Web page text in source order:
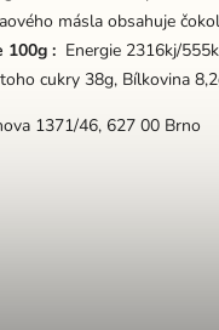
másla obsahuje
100g : Energie 2316kj/
cukry 38g, Bílkovina
1371/46, 627 00 Brno